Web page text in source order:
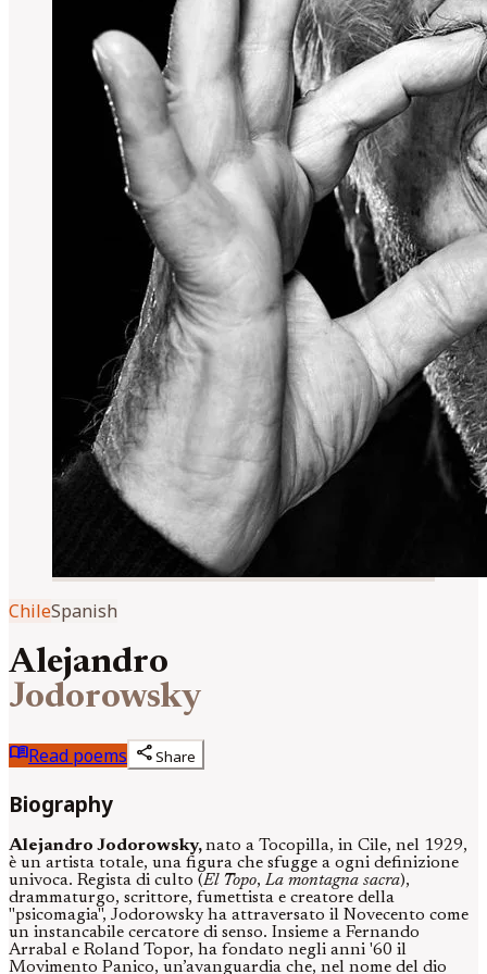
ChileSpanish
Alejandro
Jodorowsky
menu_bookRead poems shareShare
Biography
Alejandro Jodorowsky,nato a Tocopilla, in Cile, nel 1929,
è un artista totale, una figura che sfugge a ogni definizione
univoca. Regista di culto (El Topo, La montagna sacra),
drammaturgo, scrittore, fumettista e creatore della
"psicomagia", Jodorowsky ha attraversato il Novecento come
un instancabile cercatore di senso. Insieme a Fernando
Arrabal e Roland Topor, ha fondato negli anni '60 il
Movimento Panico, un’avanguardia che, nel nome del dio